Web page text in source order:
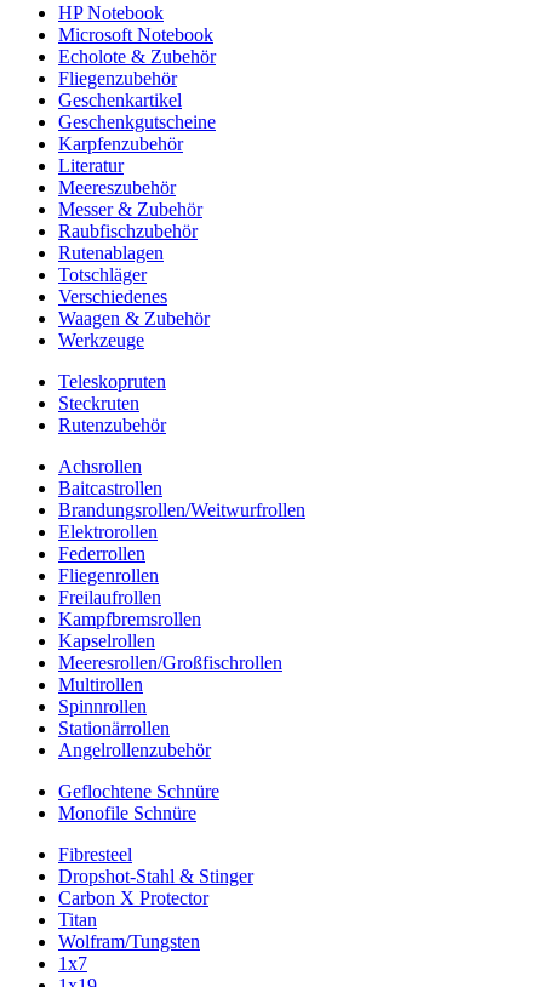
HP Notebook
Microsoft Notebook
Echolote & Zubehör
Fliegenzubehör
Geschenkartikel
Geschenkgutscheine
Karpfenzubehör
Literatur
Meereszubehör
Messer & Zubehör
Raubfischzubehör
Rutenablagen
Totschläger
Verschiedenes
Waagen & Zubehör
Werkzeuge
Teleskopruten
Steckruten
Rutenzubehör
Achsrollen
Baitcastrollen
Brandungsrollen/Weitwurfrollen
Elektrorollen
Federrollen
Fliegenrollen
Freilaufrollen
Kampfbremsrollen
Kapselrollen
Meeresrollen/Großfischrollen
Multirollen
Spinnrollen
Stationärrollen
Angelrollenzubehör
Geflochtene Schnüre
Monofile Schnüre
Fibresteel
Dropshot-Stahl & Stinger
Carbon X Protector
Titan
Wolfram/Tungsten
1x7